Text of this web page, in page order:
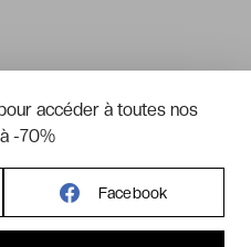
accéder à toutes nos
-70%
Facebook